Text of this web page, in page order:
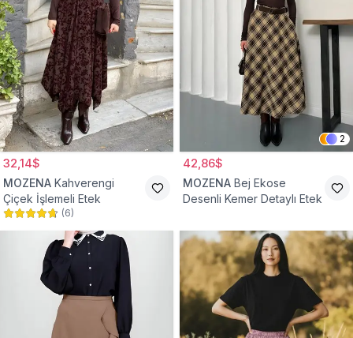
32,14$
MOZENA Kahverengi
Çiçek İşlemeli Etek
(6)
2
42,86$
MOZENA Bej Ekose
Desenli Kemer Detaylı Etek